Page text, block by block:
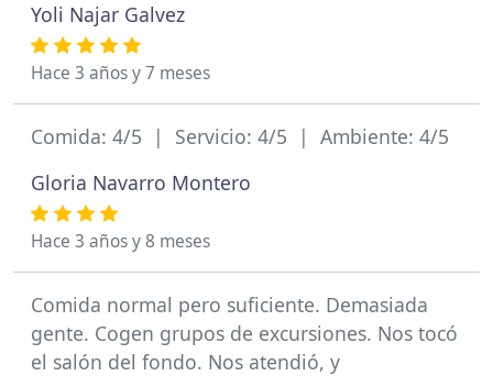
Yoli Najar Galvez
Hace 3 años y 7 meses
Comida: 4/5 | Servicio: 4/5 | Ambiente: 4/5
Gloria Navarro Montero
Hace 3 años y 8 meses
Comida normal pero suficiente. Demasiada
gente. Cogen grupos de excursiones. Nos tocó
el salón del fondo. Nos atendió, y